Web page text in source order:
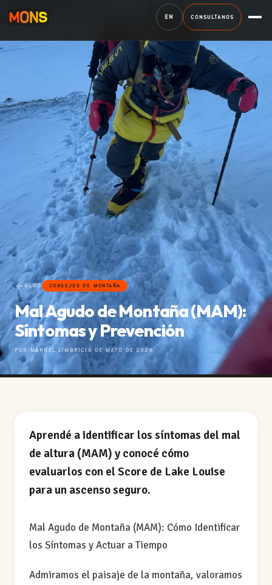
EN CONSULTANOS
BLOG CONSEJOS DE MONTAÑA
Mal Agudo de Montaña (MAM):
Síntomas y Prevención
POR MANUEL LIMBRICI 6 DE MAYO DE 2026
Aprendé a identificar los síntomas del mal
de altura (MAM) y conocé cómo
evaluarlos con el Score de Lake Louise
para un ascenso seguro.
Mal Agudo de Montaña (MAM): Cómo Identificar
los Síntomas y Actuar a Tiempo
Admiramos el paisaje de la montaña, valoramos